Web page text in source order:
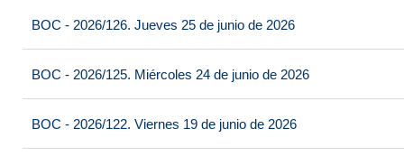
BOC - 2026/126. Jueves 25 de junio de 2026
BOC - 2026/125. Miércoles 24 de junio de 2026
BOC - 2026/122. Viernes 19 de junio de 2026